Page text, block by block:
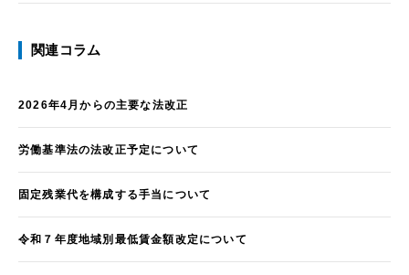
関連コラム
2026年4月からの主要な法改正
労働基準法の法改正予定について
固定残業代を構成する手当について
令和７年度地域別最低賃金額改定について